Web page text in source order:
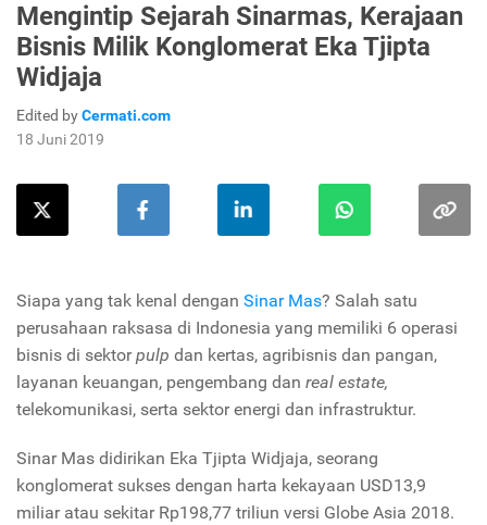
Mengintip Sejarah Sinarmas, Kerajaan
Bisnis Milik Konglomerat Eka Tjipta
Widjaja
Edited byCermati.com
18 Juni 2019
Siapa yang tak kenal dengan Sinar Mas? Salah satu
perusahaan raksasa di Indonesia yang memiliki 6 operasi
bisnis di sektorpulp dan kertas, agribisnis dan pangan,
layanan keuangan, pengembang dan real estate,
telekomunikasi, serta sektor energi dan infrastruktur.
Sinar Mas didirikan Eka Tjipta Widjaja, seorang
konglomerat sukses dengan harta kekayaan USD13,9
miliar atau sekitar Rp198,77 triliun versi Globe Asia 2018.